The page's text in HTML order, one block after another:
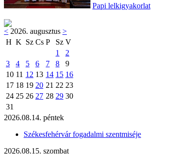
Papi lelkigyakorlat
< 2026. augusztus >
H K Sz Cs P Sz V
1
2
3
4 5 6 7 8
9
10 11 12 13 14 15 16
17 18 19 20 21 22 23
24 25 26 27 28 29 30
31
2026.08.14. péntek
Székesfehérvár fogadalmi szentmiséje
2026.08.15. szombat